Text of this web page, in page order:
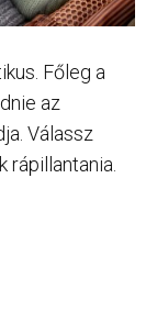
Főleg a
az
Válassz
rápillantania.